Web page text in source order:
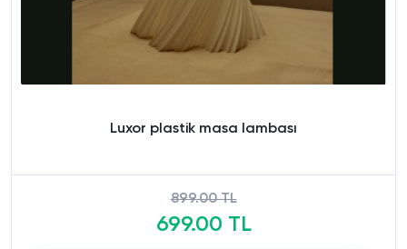
Luxor plastik masa lambası
899.00 TL
699.00 TL